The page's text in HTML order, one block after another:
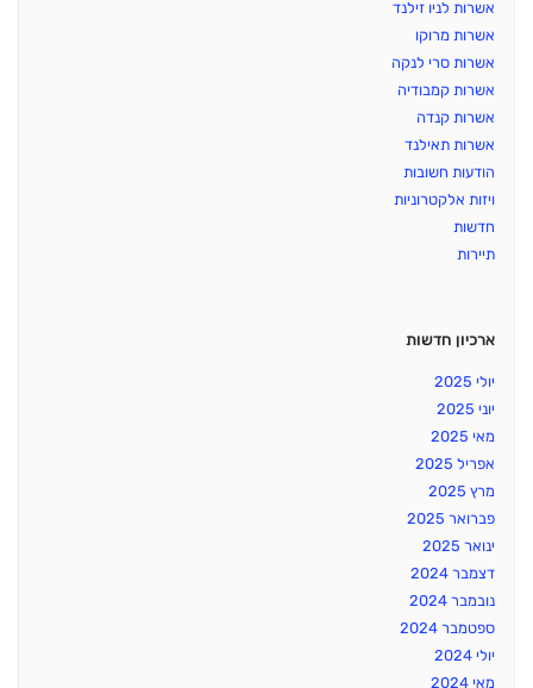
אשרות לניו זילנד
אשרות מרוקו
אשרות סרי לנקה
אשרות קמבודיה
אשרות קנדה
אשרות תאילנד
הודעות חשובות
ויזות אלקטרוניות
חדשות
תיירות
ארכיון חדשות
יולי 2025
יוני 2025
מאי 2025
אפריל 2025
מרץ 2025
פברואר 2025
ינואר 2025
דצמבר 2024
נובמבר 2024
ספטמבר 2024
יולי 2024
מאי 2024